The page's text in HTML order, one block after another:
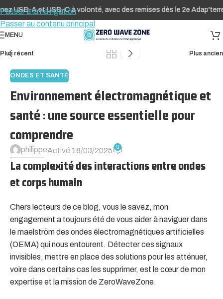
Passer à la navigation
Passer au contenu principal
USB-A et USB-C à volonté, avec des remises dès le 2e
MENU
Plus récent Plus ancien
ONDES ET SANTÉ
Environnement électromagnétique et
santé : une source essentielle pour
comprendre
philippeActivé 18/03/2025 0
La complexité des interactions entre ondes
et corps humain
Chers lecteurs de ce blog, vous le savez, mon
engagement a toujours été de vous aider à naviguer dans
le maelström des ondes électromagnétiques artificielles
(OEMA) qui nous entourent. Détecter ces signaux
invisibles, mettre en place des solutions pour les atténuer,
voire dans certains cas les supprimer, est le cœur de mon
expertise et la mission de ZeroWaveZone.